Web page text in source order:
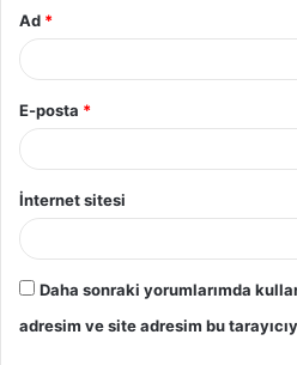
Ad *
E-posta *
İnternet sitesi
Daha sonraki yorumlarımda
adresim ve site adresim bu